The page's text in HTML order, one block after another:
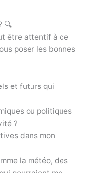
🔍
être attentif à ce
poser les bonnes
et futurs qui
ou politiques
?
dans mon
la météo, des